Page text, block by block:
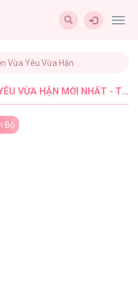
Vừa Yêu Vừa Hận
MỚI NHẤT - TUSACHXINHXINH (1)
Bộ
Tôi